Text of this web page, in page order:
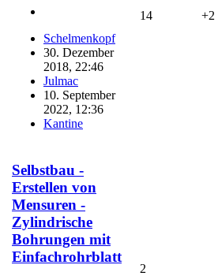
Schelmenkopf
30. Dezember
2018, 22:46
Julmac
10. September
2022, 12:36
Kantine
14 +2
Selbstbau -
Erstellen von
Mensuren -
Zylindrische
Bohrungen mit
Einfachrohrblatt
2